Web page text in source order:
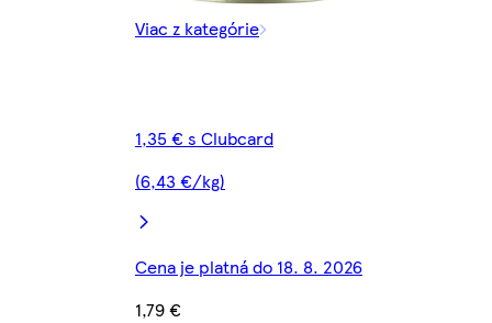
Viac z kategórie
1,35 € s Clubcard
(6,43 €/kg)
Cena je platná do 18. 8. 2026
1,79 €